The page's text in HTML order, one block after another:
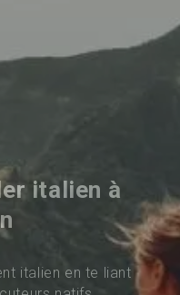
italien à
italien en te liant